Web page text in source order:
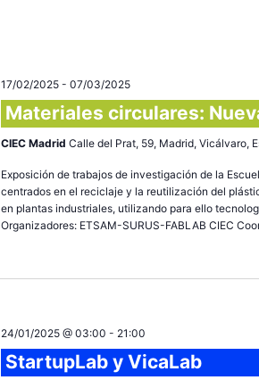
17/02/2025- 07/03/2025
Materiales circulares:
CIEC Madrid Calle del Prat, 59, Madrid, Vicálvaro,
Exposición de trabajos de investigación de la
centrados en el reciclaje y la reutilización del
en plantas industriales, utilizando para ello
Organizadores: ETSAM-SURUS-FABLAB CIEC
24/01/2025 @ 03:00 - 21:00
StartupLab y VicaLab